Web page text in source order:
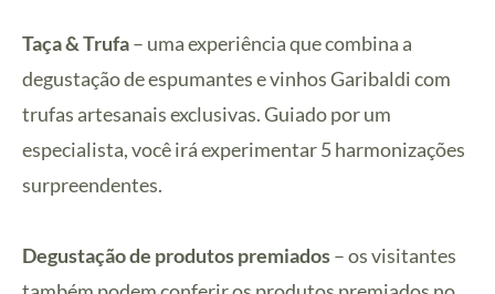
Taça & Trufa– uma experiência que combina a
degustação de espumantes e vinhos Garibaldi com
trufas artesanais exclusivas. Guiado por um
especialista, você irá experimentar 5 harmonizações
surpreendentes.
Degustação de produtos premiados– os visitantes